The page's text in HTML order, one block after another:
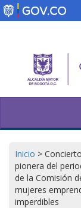
Skip
to
Inicio >
pionera del
de la Comisión
mujeres
imperdibles